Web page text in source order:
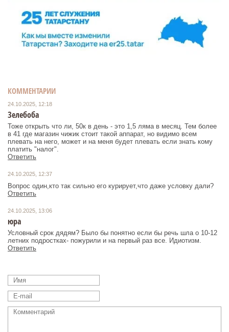
КОММЕНТАРИИ
24.10.2025, 12:18
Зелебоба
Тоже открыть что ли, 50к в день - это 1,5 ляма в месяц. Тем более
в 41 где магазин чижик стоит такой аппарат, но видимо всем
плевать на него, может и на меня будет плевать если знать кому
платить "налог".
Ответить
24.10.2025, 12:37
Вопрос один,кто так сильно его курирует,что даже условку дали?
Ответить
24.10.2025, 13:06
юра
Условный срок дядям? Было бы понятно если бы речь шла о 10-12
летних подростках- пожурили и на первый раз все. Идиотизм.
Ответить